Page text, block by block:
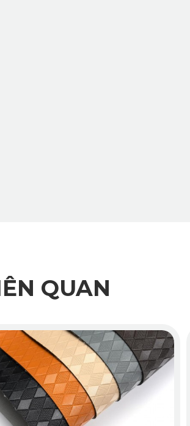
kháng nước và chống nấm mốc
những sản phẩm chính hãng, thiết kế
tính năng tiện nghi, an toàn.
nghiêm ngặt về chất lượng trước khi
QUAN